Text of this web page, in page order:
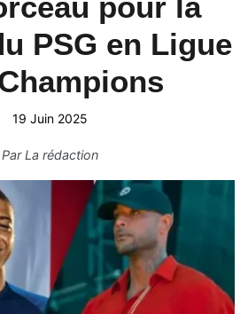
PSG en Ligue
19 Juin 2025
ParLa rédaction